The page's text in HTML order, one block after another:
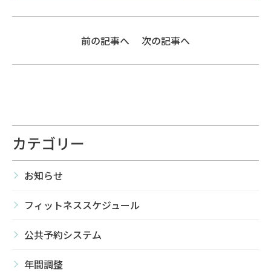
前の記事へ 次の記事へ
カテゴリー
お知らせ
フィットネススケジュール
公共予約システム
年間調整